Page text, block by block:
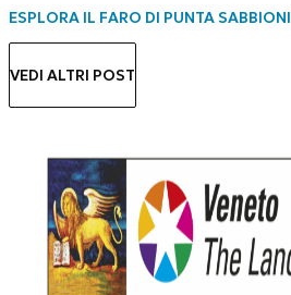
ESPLORA IL FARO DI PUNTA SABBIONI
VEDI ALTRI POST